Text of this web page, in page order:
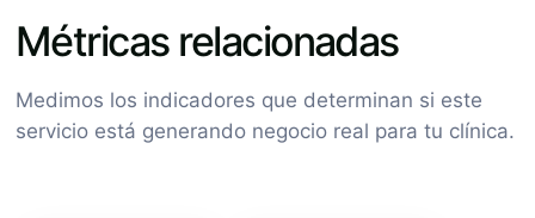
Métricas relacionadas
Medimos los indicadores que determinan si este
servicio está generando negocio real para tu clínica.